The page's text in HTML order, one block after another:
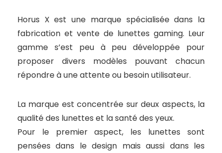
Horus X est une marque spécialisée dans la
fabrication et vente de lunettes gaming. Leur
gamme s’est peu à peu développée pour
proposer divers modèles pouvant chacun
répondre à une attente ou besoin utilisateur.
La marque est concentrée sur deux aspects, la
qualité des lunettes et la santé des yeux.
Pour le premier aspect, les lunettes sont
pensées dans le design mais aussi dans les